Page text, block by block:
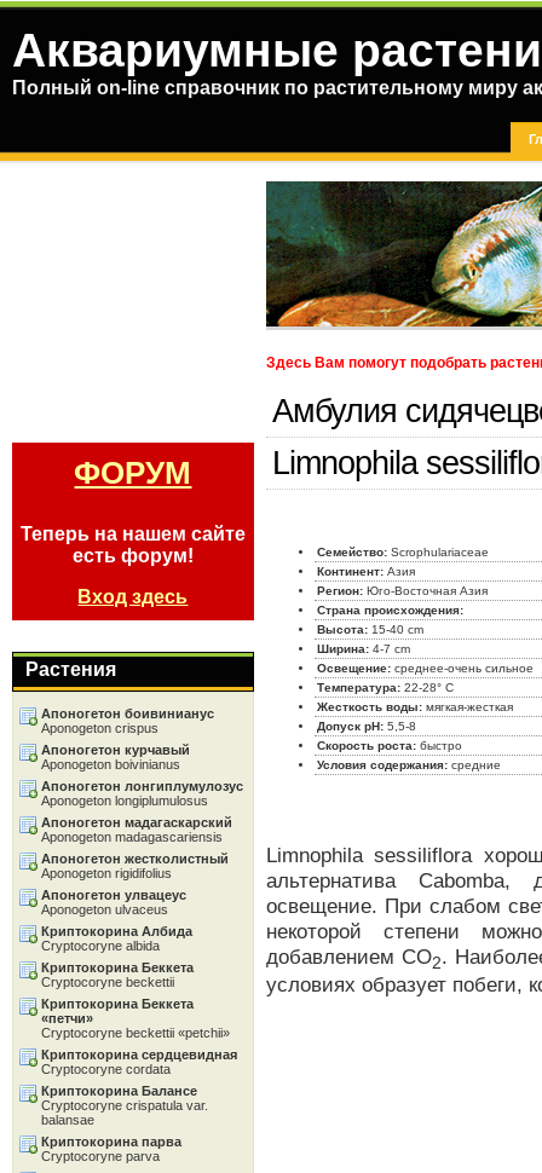
Аквариумные
Полный on-line справочник по растительному миру
Здесь Вам помогут подобрать
Амбулия
Limnophila
Семейство: Scrophulariaceae
Континент: Азия
Регион: Юго-Восточная Азия
Страна происхождения:
Высота: 15-40 cm
Ширина: 4-7 cm
Освещение: среднее-очень сильное
Температура: 22-28° C
Жесткость воды: мягкая-жесткая
Допуск pH: 5,5-8
Скорость роста: быстро
Условия содержания: средние
Limnophila sessiliflora
альтернатива
освещение. При слабом
некоторой степени
добавлением CO2.
условиях образует побеги,
ФОРУМ
Теперь на нашем сайте
есть форум!
Вход здесь
Растения
Апоногетон боивинианус
Aponogeton crispus
Апоногетон курчавый
Aponogeton boivinianus
Апоногетон лонгиплумулозус
Aponogeton longiplumulosus
Апоногетон мадагаскарский
Aponogeton madagascariensis
Апоногетон жестколистный
Aponogeton rigidifolius
Апоногетон улвацеус
Aponogeton ulvaceus
Криптокорина Албида
Cryptocoryne albida
Криптокорина Беккета
Cryptocoryne beckettii
Криптокорина Беккета
«петчи»
Cryptocoryne beckettii «petchii»
Криптокорина сердцевидная
Cryptocoryne cordata
Криптокорина Балансе
Cryptocoryne crispatula var.
balansae
Криптокорина парва
Cryptocoryne parva